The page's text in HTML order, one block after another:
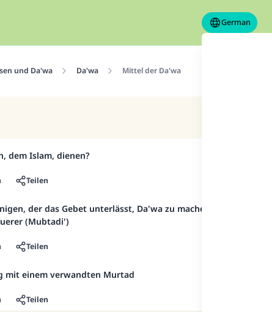
German
und Da'wa Da'wa Mittel der Da'wa
dem Islam, dienen?
Teilen
der das Gebet unterlässt, Da'wa zu machen
(Mubtadi')
Teilen
mit einem verwandten Murtad
Teilen